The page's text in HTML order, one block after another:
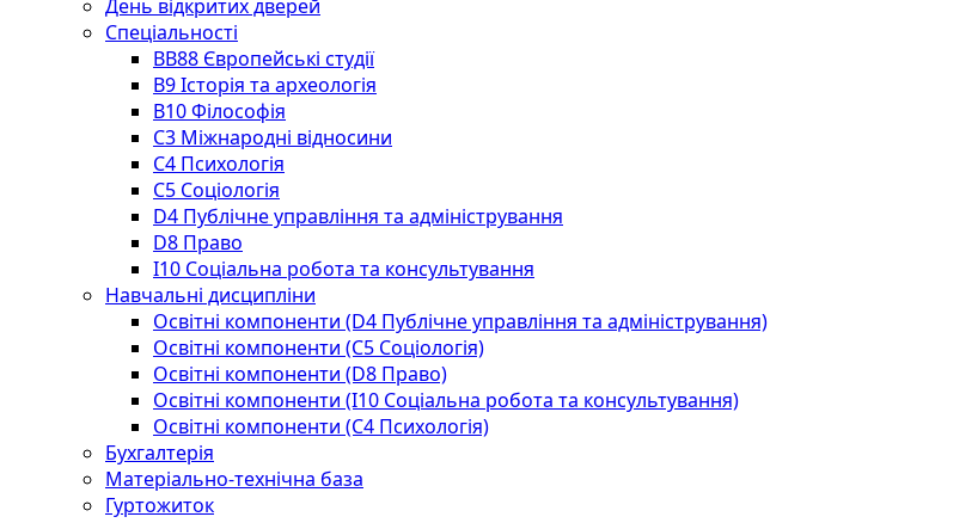
День відкритих дверей
Спеціальності
BВ88 Європейські студії
B9 Історія та археологія
B10 Філософія
C3 Міжнародні відносини
C4 Психологія
С5 Соціологія
D4 Публічне управління та адміністрування
D8 Право
I10 Соціальна робота та консультування
Навчальні дисципліни
Освітні компоненти (D4 Публічне управління та адміністрування)
Освітні компоненти (С5 Соціологія)
Освітні компоненти (D8 Право)
Освітні компоненти (I10 Соціальна робота та консультування)
Освітні компоненти (С4 Психологія)
Бухгалтерія
Матеріально-технічна база
Гуртожиток